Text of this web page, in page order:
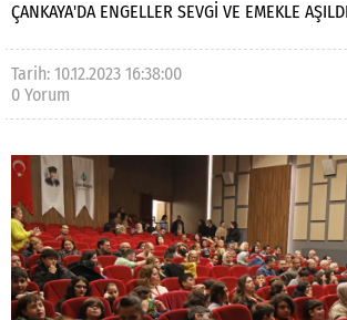
ÇANKAYA'DA ENGELLER SEVGİ VE EMEKLE AŞILDI
Tarih: 10.12.2023 16:38:00
0 Yorum